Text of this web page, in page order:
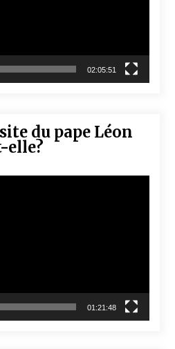
02:05:51
du pape Léon
elle?
01:21:48